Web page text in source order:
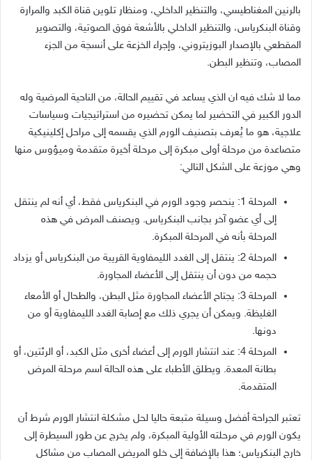
بالرنين المغناطيسي، والتنظير الداخلي، ومنظار تلوين قناة الكبد والمرارة
وقناة البنكرياس، والتنظير الداخلي بالأشعة فوق الصوتية، والتصوير
المقطعي بالإصدار البوزيتروني، وإجراء الخزعة على أنسجة من الجزء
المصاب، وتنظير البطن.
مما لا شك فيه ان الذي يساعد في تقييم الحالة، من الناحية المرضية وله
الدور الكبير في التحضير لما يمكن تحضيره من استراتيجيات وسياسات
علاجية، هو ما يُعرف بتصنيف الورم الذي يقسمه إلى مراحل إكلينيكية
متصاعدة من مرحلة أولى مبكرة إلى مرحلة أخيرة متقدمة وميؤوس منها
وهي موزعة على الشكل التالي:
المرحلة
ينحصر وجود الورم في البنكرياس فقط، أي أنه لم ينتقل
إلى أي عضو آخر بجانب البنكرياس. ويصنف المرض في هذه
المرحلة بأنه في المرحلة المبكرة.
المرحلة
ينتقل إلى الغدد الليمفاوية القريبة من البنكرياس أو يزداد
حجمه من دون أن ينتقل إلى الأعضاء المجاورة.
المرحلة
يجتاح الأعضاء المجاورة مثل البطن، والطحال أو الأمعاء
الغليظة. ويمكن أن يجري ذلك مع إصابة الغدد الليمفاوية أو من
دونها.
المرحلة
عند انتشار الورم إلى أعضاء أخرى مثل الكبد، أو الرئتين، أو
بطانة المعدة. ويطلق الأطباء على هذه الحالة اسم مرحلة المرض
المتقدمة.
تعتبر الجراحة أفضل وسيلة متبعة حاليا لحل مشكلة انتشار الورم شرط أن
يكون الورم في مرحلته الأولية المبكرة، ولم يخرج عن طور السيطرة إلى
خارج البنكرياس؛ هذا بالإضافة إلى خلو المريض المصاب من مشاكل